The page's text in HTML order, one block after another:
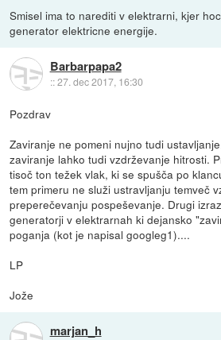
Smisel ima to narediti v elektrarni, kjer
generator elektricne energije.
Barbarpapa2
::27. dec 2017, 16:30
Pozdrav
Zaviranje ne pomeni nujno tudi
zaviranje lahko tudi vzdrževanje hitrosti.
tisoč ton težek vlak, ki se spušča po
tem primeru ne služi ustravljanju temveč
preperečevanju pospeševanje. Drugi
generatorji v elektrarnah ki dejansko
poganja (kot je napisal googleg1)....
LP
Jože
marjan_h